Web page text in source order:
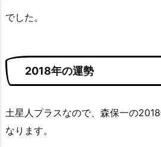
でした。
2018年の運勢
土星人プラスなので、森保一の
なります。